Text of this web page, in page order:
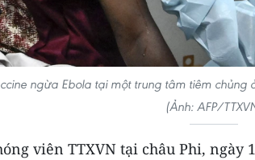
ngừa Ebola tại một trung tâm tiêm chủng
(Ảnh: AFP/
viên TTXVN tại châu Phi, ngày